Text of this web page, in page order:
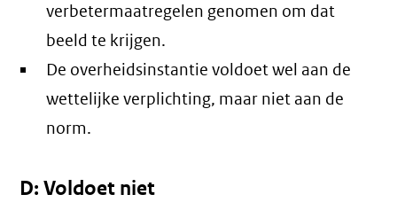
verbetermaatregelen genomen om dat
beeld te krijgen.
De overheidsinstantie voldoet wel aan de
wettelijke verplichting, maar niet aan de
norm.
D: Voldoet niet